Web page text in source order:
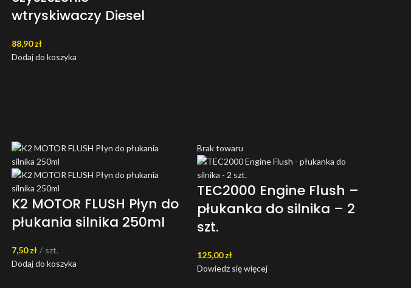
wtryskiwaczy Diesel
88,90zł
Dodaj do koszyka
K2 MOTOR FLUSH Płyn do
płukania silnika 250ml
7,50zł
szt.
Dodaj do koszyka
Brak towaru
TEC2000 Engine Flush –
płukanka do silnika – 2
szt.
125,00zł
Dowiedz się więcej